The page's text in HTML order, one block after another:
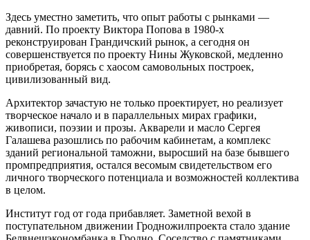
Здесь уместно заметить, что опыт работы с рынками —
давний. По проекту Виктора Попова в 1980-х
реконструирован Грандичский рынок, а сегодня он
совершенствуется по проекту Нины Жуковской, медленно
приобретая, борясь с хаосом самовольных построек,
цивилизованный вид.
Архитектор зачастую не только проектирует, но реализует
творческое начало и в параллельных мирах графики,
живописи, поэзии и прозы. Акварели и масло Сергея
Галашева разошлись по рабочим кабинетам, а комплекс
зданий региональной таможни, выросший на базе бывшего
промпредприятия, остался весомым свидетельством его
личного творческого потенциала и возможностей коллектива
в целом.
Институт год от года прибавляет. Заметной вехой в
поступательном движении Гродножилпроекта стало здание